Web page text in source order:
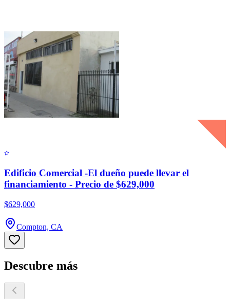
Edificio Comercial -El dueño puede llevar el
financiamiento - Precio de $629,000
$629,000
Compton, CA
Descubre más